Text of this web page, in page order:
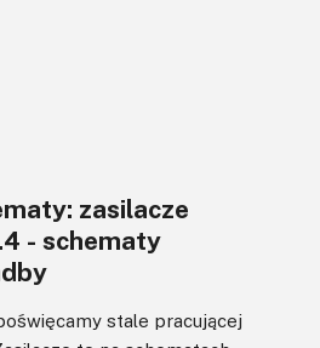
zasilacze
- schematy
stale pracującej